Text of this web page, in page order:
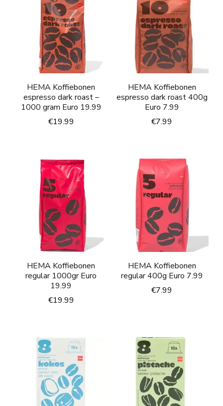
HEMA Koffiebonen
espresso dark roast –
1000 gram Euro 19.99
€19.99
HEMA Koffiebonen
espresso dark roast 400g
Euro 7.99
€7.99
HEMA Koffiebonen
regular 1000gr Euro
19.99
€19.99
HEMA Koffiebonen
regular 400g Euro 7.99
€7.99